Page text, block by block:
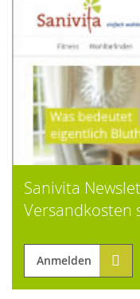
Sanivita
Versandkosten
Anmelden